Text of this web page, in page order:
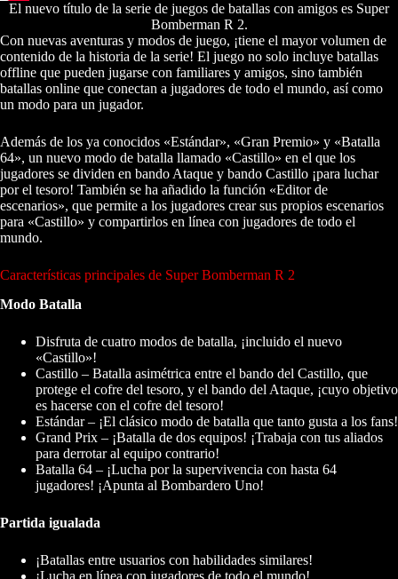
El nuevo título de la serie de juegos de batallas con amigos es Super
Bomberman R 2.
Con nuevas aventuras y modos de juego, ¡tiene el mayor volumen de
contenido de la historia de la serie! El juego no solo incluye batallas
offline que pueden jugarse con familiares y amigos, sino también
batallas online que conectan a jugadores de todo el mundo, así como
un modo para un jugador.
Además de los ya conocidos «Estándar», «Gran Premio» y «Batalla
64», un nuevo modo de batalla llamado «Castillo» en el que los
jugadores se dividen en bando Ataque y bando Castillo ¡para luchar
por el tesoro! También se ha añadido la función «Editor de
escenarios», que permite a los jugadores crear sus propios escenarios
para «Castillo» y compartirlos en línea con jugadores de todo el
mundo.
Características principales de Super Bomberman R 2
Modo Batalla
Disfruta de cuatro modos de batalla, ¡incluido el nuevo
«Castillo»!
Castillo – Batalla asimétrica entre el bando del Castillo, que
protege el cofre del tesoro, y el bando del Ataque, ¡cuyo objetivo
es hacerse con el cofre del tesoro!
Estándar – ¡El clásico modo de batalla que tanto gusta a los fans!
Grand Prix – ¡Batalla de dos equipos! ¡Trabaja con tus aliados
para derrotar al equipo contrario!
Batalla 64 – ¡Lucha por la supervivencia con hasta 64
jugadores! ¡Apunta al Bombardero Uno!
Partida igualada
¡Batallas entre usuarios con habilidades similares!